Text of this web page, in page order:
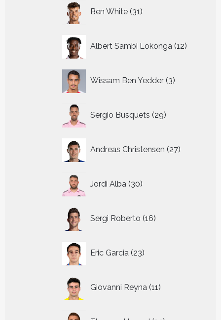
Ben White 31
producten
Albert Sambi Lokonga 12
Wissam Ben Yedder 3
producten
Sergio Busquets 29
producten
Andreas Christensen 27
producten
Jordi Alba 30
producten
Sergi Roberto 16
producten
Eric Garcia 23
producten
Giovanni Reyna 11
producten